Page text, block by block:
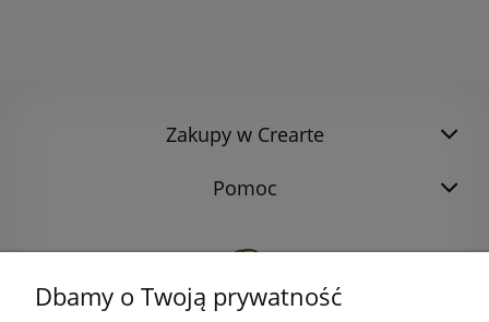
Zakupy w Crearte
Pomoc
Dbamy o Twoją prywatność